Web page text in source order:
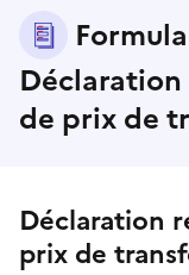
de prix de
Déclaration
prix de